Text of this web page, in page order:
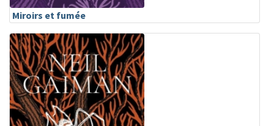
Miroirs et fumée